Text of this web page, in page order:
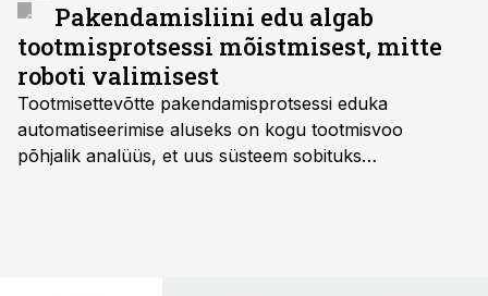
Pakendamisliini edu algab
tootmisprotsessi mõistmisest, mitte
roboti valimisest
Tootmisettevõtte pakendamisprotsessi eduka
automatiseerimise aluseks on kogu tootmisvoo
põhjalik analüüs, et uus süsteem sobituks